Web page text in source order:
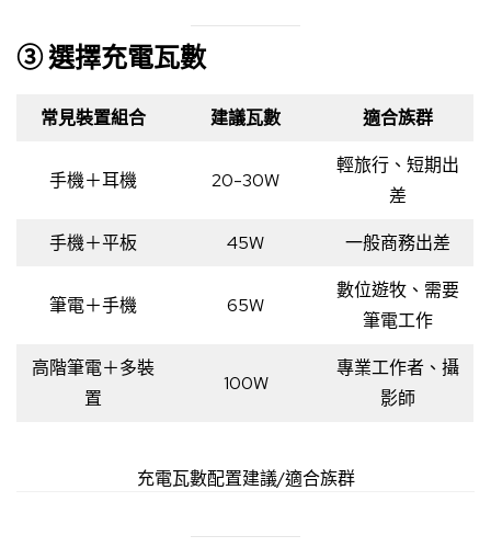
③ 選擇充電瓦數
常見裝置組合 建議瓦數 適合族群
手機＋耳機 20-30W
輕旅行、短期出
差
手機＋平板 45W 一般商務出差
筆電＋手機 65W
數位遊牧、需要
筆電工作
高階筆電＋多裝
置
100W
專業工作者、攝
影師
充電瓦數配置建議/適合族群